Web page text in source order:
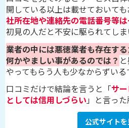
開している以上は載せておいて
社所在地や連絡先の電話番号等は
初見の人だと不安に駆られてしま
業者の中には悪徳業者も存在す
何かやましい事があるのでは？
やってもらう人も少なからずいる
口コミだけで結論を言うと「サ
としては信用しづらい 」と言った
公式サイトを